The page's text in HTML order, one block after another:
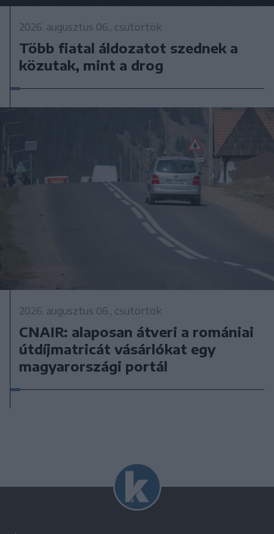
2026. augusztus 06., csütörtök
Több fiatal áldozatot szednek a
közutak, mint a drog
2026. augusztus 06., csütörtök
CNAIR: alaposan átveri a romániai
útdíjmatricát vásárlókat egy
magyarországi portál